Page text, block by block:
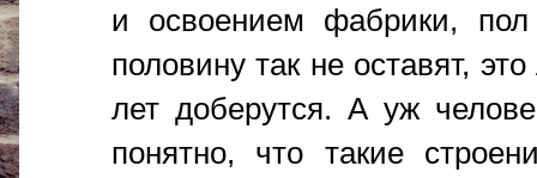
и освоением фабрики,
половину так не оставят,
лет доберутся. А уж
понятно, что такие